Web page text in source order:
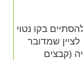
בקו נטוי
לציין שמדובר
(קבצים